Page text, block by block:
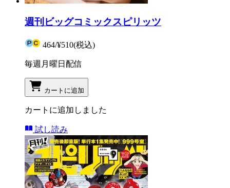
週刊ビッグコミックスピリッツ
464/¥510(税込)
毎週月曜日配信
カートに追加
カートに追加しました
試し読み